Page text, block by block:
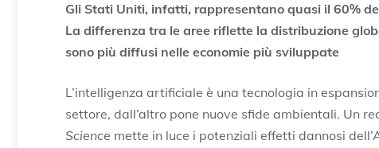
Gli Stati Uniti, infatti, rappresentano quasi il 60%
La differenza tra le aree riflette la distribuzione
sono più diffusi nelle economie più sviluppate
L’intelligenza artificiale è una tecnologia in
settore, dall’altro pone nuove sfide ambientali. Un
Science mette in luce i potenziali effetti dannosi